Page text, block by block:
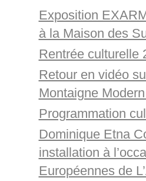
Exposition
à la Maison des
Rentrée culturelle
Retour en vidéo
Montaigne
Programmation
Dominique Etna
installation à
Européennes de